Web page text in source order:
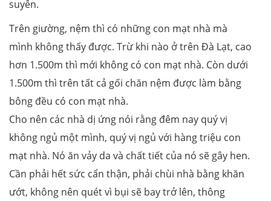
suyễn.
Trên giường, nệm thì có những con mạt nhà mà
mình không thấy được. Trừ khi nào ở trên Đà Lạt, cao
hơn 1.500m thì mới không có con mạt nhà. Còn dưới
1.500m thì trên tất cả gối chăn nệm được làm bằng
bông đều có con mạt nhà.
Cho nên các nhà dị ứng nói rằng đêm nay quý vị
không ngủ một mình, quý vị ngủ với hàng triệu con
mạt nhà. Nó ăn vảy da và chất tiết của nó sẽ gây hen.
Cần phải hết sức cẩn thận, phải chùi nhà bằng khăn
ướt, không nên quét vì bụi sẽ bay trở lên, thông